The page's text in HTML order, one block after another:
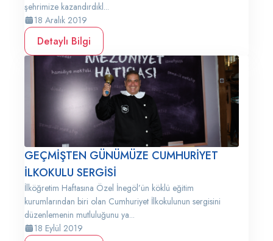
şehrimize kazandırdıkl...
18 Aralık 2019
Detaylı Bilgi
GEÇMİŞTEN GÜNÜMÜZE CUMHURİYET
İLKOKULU SERGİSİ
İlköğretim Haftasına Özel İnegöl’ün köklü eğitim
kurumlarından biri olan Cumhuriyet İlkokulunun sergisini
düzenlemenin mutluluğunu ya...
18 Eylül 2019